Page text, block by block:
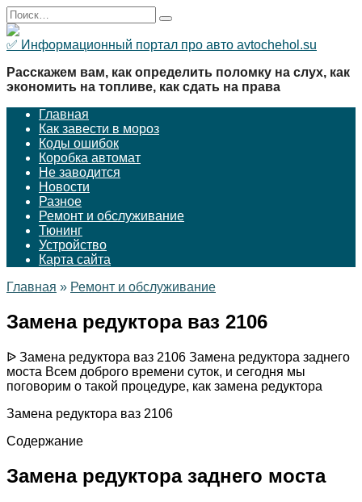
Перейти
к
содержанию
Search
for:
✅ Информационный портал про авто avtochehol.su
Расскажем вам, как определить поломку на слух, как
экономить на топливе, как сдать на права
Главная
Как завести в мороз
Коды ошибок
Коробка автомат
Не заводится
Новости
Разное
Ремонт и обслуживание
Тюнинг
Устройство
Карта сайта
Главная » Ремонт и обслуживание
Замена редуктора ваз 2106
ᐉ Замена редуктора ваз 2106 Замена редуктора заднего
моста Всем доброго времени суток, и сегодня мы
поговорим о такой процедуре, как замена редуктора
Замена редуктора ваз 2106
Содержание
Замена редуктора заднего моста